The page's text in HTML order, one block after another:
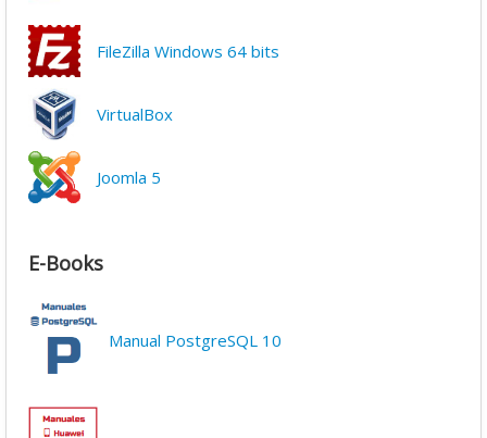
FileZilla Windows 64 bits
VirtualBox
Joomla 5
E-Books
Manual PostgreSQL 10